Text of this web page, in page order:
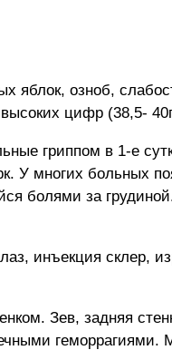
яблок, озноб,
цифр (38,5-
гриппом в 1-е
У многих больных
болями за
инъекция склер,
Зев, задняя
геморрагиями.